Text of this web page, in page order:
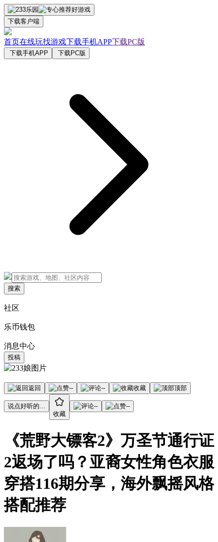
下载客户端
首页在线玩找游戏下载手机APP下载PC版
下载手机APP 下载PC版
搜索
社区
乐币钱包
消息中心
投稿
返回 -- -- 收藏 顶部
说点好听的...
收藏
-- --
《荒野大镖客2》万圣节通行证
2返场了吗？亚裔女性角色衣服
穿搭116期分享，海外飘摇风格
搭配推荐